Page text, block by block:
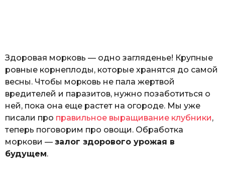
Здоровая морковь — одно загляденье! Крупные
ровные корнеплоды, которые хранятся до самой
весны. Чтобы морковь не пала жертвой
вредителей и паразитов, нужно позаботиться о
ней, пока она еще растет на огороде. Мы уже
писали про правильное выращивание клубники,
теперь поговорим про овощи. Обработка
моркови — залог здорового урожая в
будущем.